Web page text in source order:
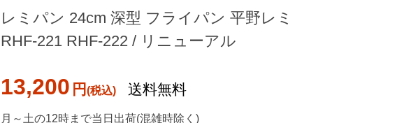
レミパン 24cm 深型 フライパン 平野レミ
RHF-221 RHF-222 / リニューアル
13,200 円 送料無料
月～土の12時まで当日出荷(混雑時除く)